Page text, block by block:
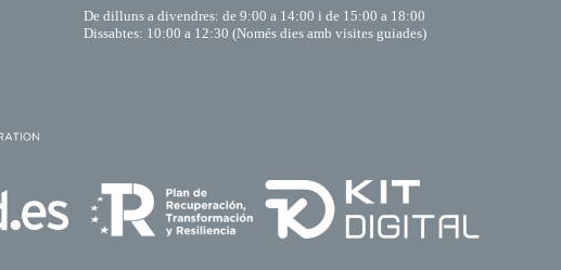
De dilluns a divendres: de 9:00 a 14:00 i de 15:00 a 18:00
Dissabtes: 10:00 a 12:30 (Només dies amb visites guiades)